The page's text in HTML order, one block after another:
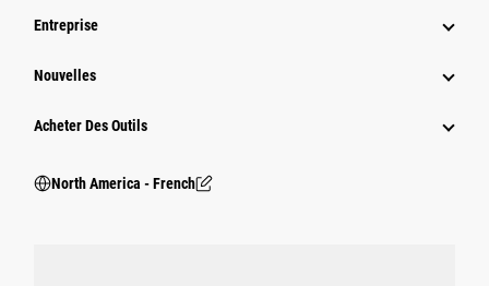
Entreprise
Nouvelles
Acheter Des Outils
North America - French